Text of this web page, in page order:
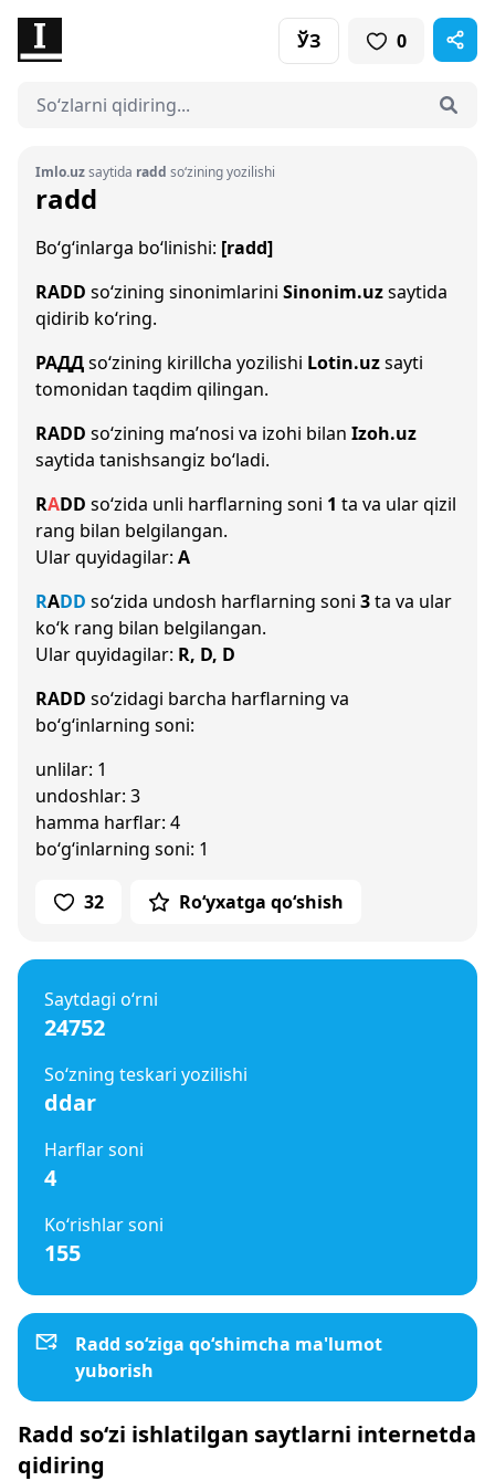
ЎЗ 0
Imlo.uzsaytida radd so‘zining yozilishi
radd
Bo‘g‘inlarga bo‘linishi: [radd]
RADD so‘zining sinonimlarini Sinonim.uzsaytida
qidirib ko‘ring.
РАДДso‘zining kirillcha yozilishi Lotin.uzsayti
tomonidan taqdim qilingan.
RADD so‘zining ma’nosi va izohi bilan Izoh.uz
saytida tanishsangiz bo‘ladi.
RADD so‘zida unli harflarning soni 1 ta va ular qizil
rang bilan belgilangan.
Ular quyidagilar: A
RADD so‘zida undosh harflarning soni 3ta va ular
ko‘k rang bilan belgilangan.
Ular quyidagilar: R, D, D
RADD so‘zidagi barcha harflarning va
bo‘g‘inlarning soni:
unlilar: 1
undoshlar: 3
hamma harflar: 4
bo‘g‘inlarning soni: 1
32 Ro‘yxatga qo‘shish
Saytdagi o‘rni
24752
So‘zning teskari yozilishi
ddar
Harflar soni
4
Ko‘rishlar soni
155
Radd so‘ziga qo‘shimcha ma'lumot
yuborish
Radd so‘zi ishlatilgan saytlarni internetda
qidiring